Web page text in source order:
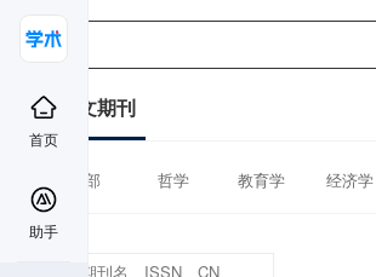
首页
助手
中文期刊
全部 哲学 教育学 经济学